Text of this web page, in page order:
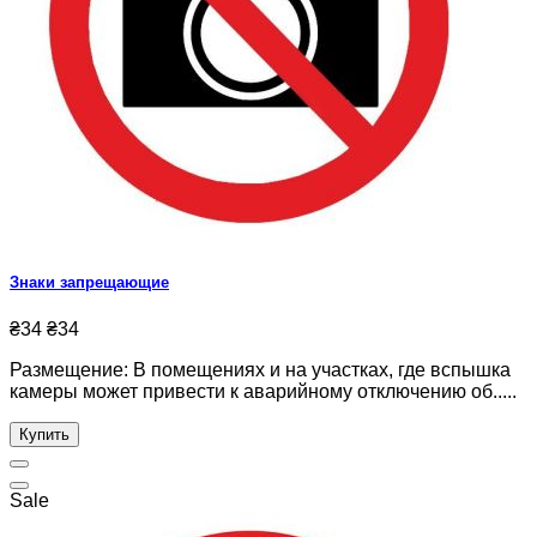
Знаки запрещающие
₴34 ₴34
Размещение: В помещениях и на участках, где вспышка
камеры может привести к аварийному отключению об.....
Купить
Sale